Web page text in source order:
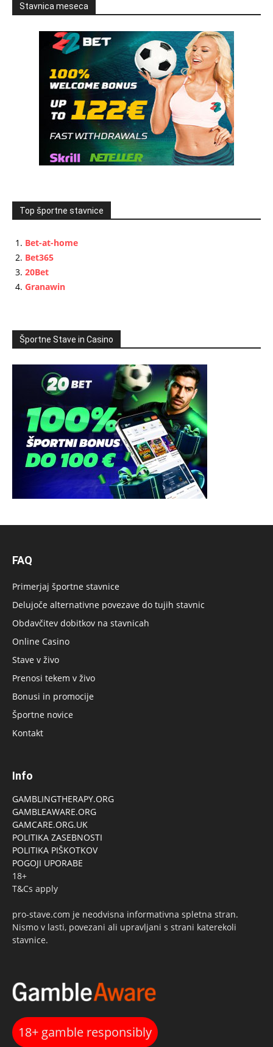
Stavnica meseca
Top športne stavnice
Bet-at-home
Bet365
20Bet
Granawin
Športne Stave in Casino
FAQ
Primerjaj športne stavnice
Delujoče alternativne povezave do tujih stavnic
Obdavčitev dobitkov na stavnicah
Online Casino
Stave v živo
Prenosi tekem v živo
Bonusi in promocije
Športne novice
Kontakt
Info
GAMBLINGTHERAPY.ORG
GAMBLEAWARE.ORG
GAMCARE.ORG.UK
POLITIKA ZASEBNOSTI
POLITIKA PIŠKOTKOV
POGOJI UPORABE
18+
T&Cs apply
pro-stave.com je neodvisna informativna spletna stran.
Nismo v lasti, povezani ali upravljani s strani katerekoli
stavnice.
18+ gamble responsibly